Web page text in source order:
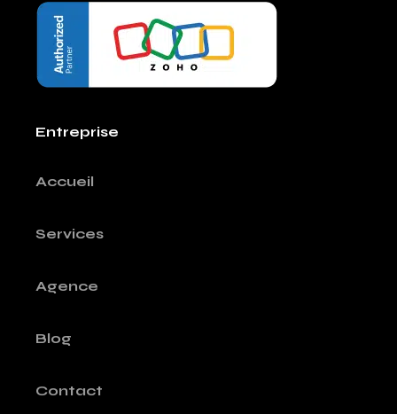
Entreprise
Accueil
Services
Agence
Blog
Contact